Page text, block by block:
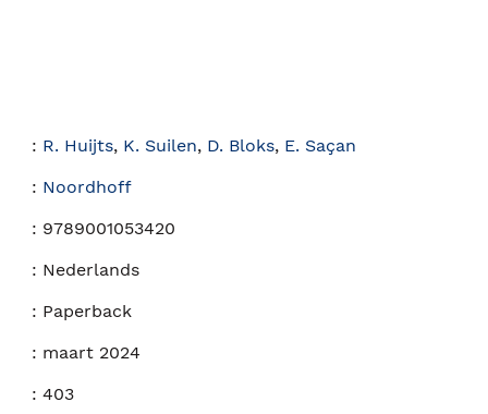
: R. Huijts, K. Suilen, D. Bloks, E. Saçan
: Noordhoff
: 9789001053420
: Nederlands
: Paperback
: maart 2024
: 403